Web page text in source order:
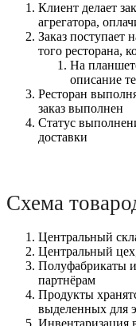
Клиент делает
агрегатора,
Заказ поступает
того ресторана,
На
описание
Ресторан
заказ выполнен
Статус
доставки
Схема
Центральный
Центральный
Полуфабрикаты и
партнёрам
Продукты
выделенных для